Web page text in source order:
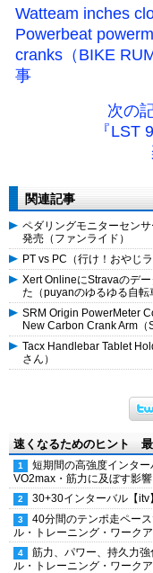
Watteam inches
Powerbeat
cranks（BIKE
事
次の
『LST
関連記事
ペダリングモニターセン
発売（ファンライド）
PT vs PC（行け！おやじラ
Xert OnlineにStravaのデ
た（puyanのゆるゆる自転
SRM Origin PowerMeter
New Carbon Crank Arm（
Tacx Handlebar Tablet
さん）
速くなるためのヒント
短期間の高強度インター
VO2max・筋力に及ぼす影
30+30インターバル【itv
40分間のテンポ走ペー
ル・トレーニング・ワーク
筋力、パワー、持久力
ル・トレーニング・ワーク